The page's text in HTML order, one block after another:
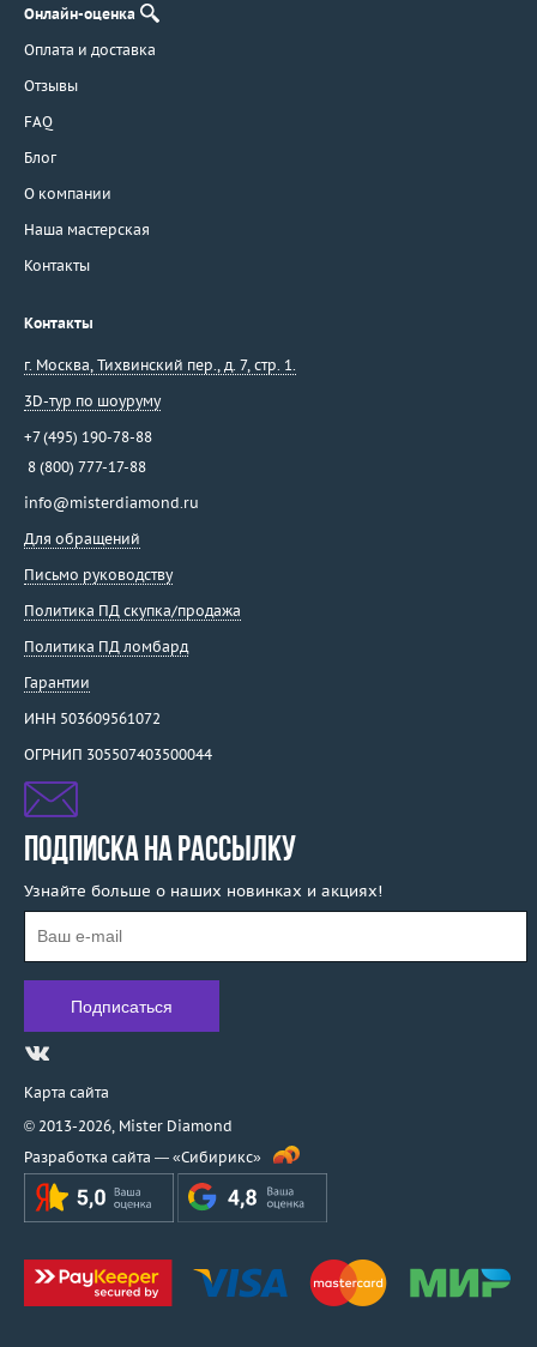
Онлайн-оценка
Оплата и доставка
Отзывы
FAQ
Блог
О компании
Наша мастерская
Контакты
Контакты
г. Москва Тихвинский пер., д. 7, стр. 1.
3D-тур по шоуруму
+7 (495) 190-78-88
8 (800) 777-17-88
info@misterdiamond.ru
Для обращений
Письмо руководству
Политика ПД скупка/продажа
Политика ПД ломбард
Гарантии
ИНН 503609561072
ОГРНИП 305507403500044
ПОДПИСКА НА РАССЫЛКУ
Узнайте больше о наших новинках и акциях!
Карта сайта
© 2013-2026, Mister Diamond
Разработка сайта — «Сибирикс»